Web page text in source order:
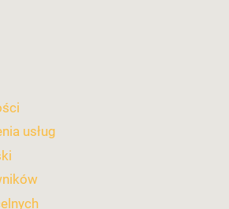
usług